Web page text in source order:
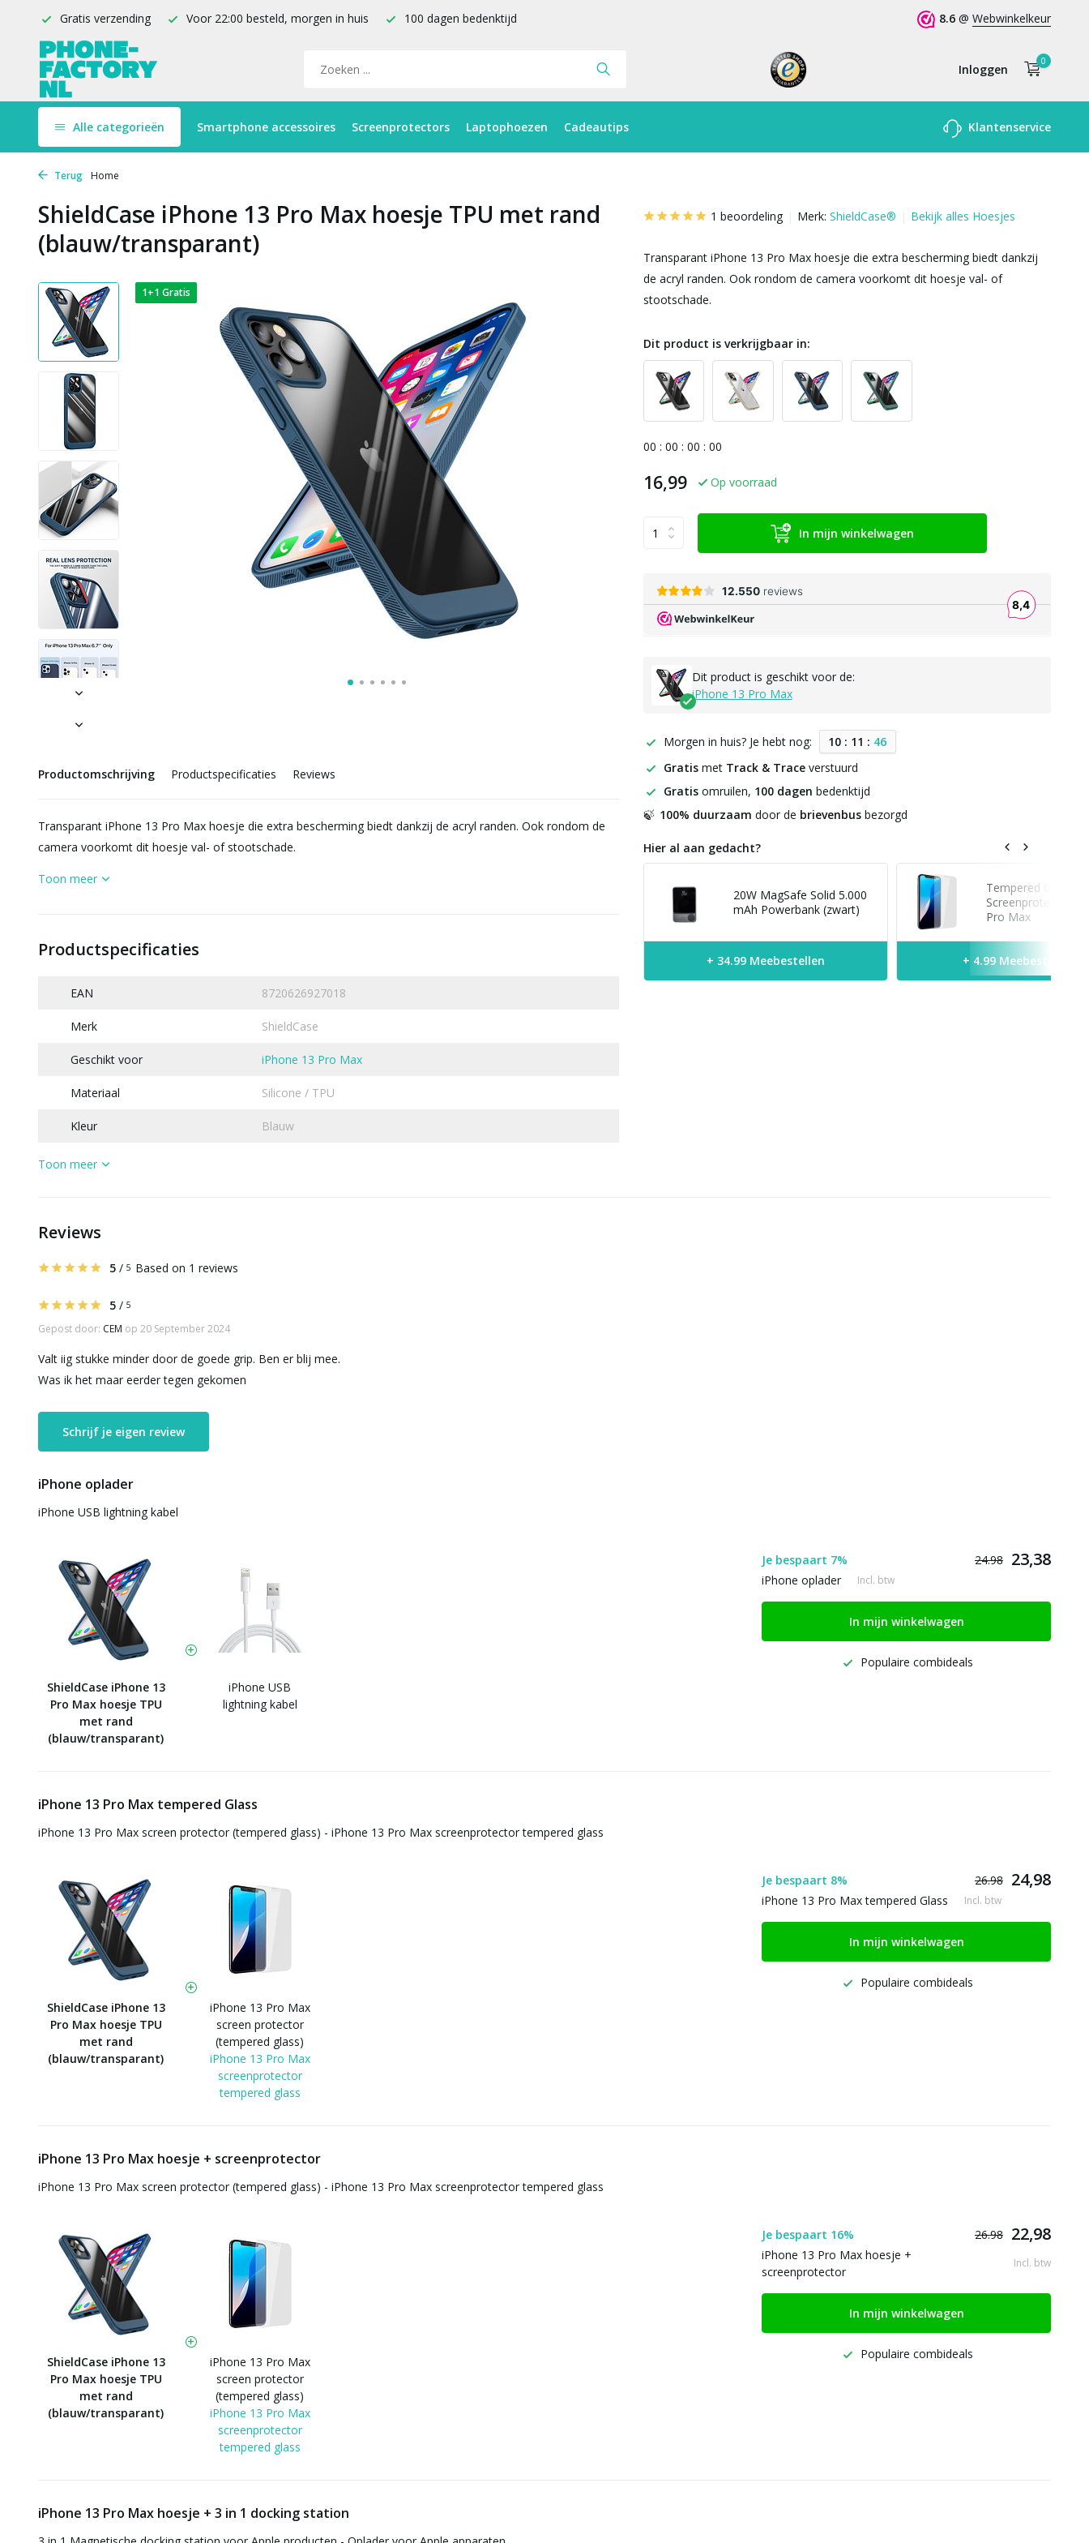
Gratis verzending Voor 22:00 besteld, morgen in huis 100 dagen bedenktijd 8.6 @ Webwinkelkeur
Inloggen
Account
0
Alle categorieën Smartphone accessoires Screenprotectors Laptophoezen Cadeautips Klantenservice
Terug Home
ShieldCase iPhone 13 Pro Max hoesje TPU met rand
(blauw/transparant)
1+1 Gratis
Productomschrijving Productspecificaties Reviews
Transparant iPhone 13 Pro Max hoesje die extra bescherming biedt dankzij de acryl randen. Ook rondom de
camera voorkomt dit hoesje val- of stootschade.
Toon meer
Productspecificaties
EAN 8720626927018
Merk ShieldCase
Geschikt voor iPhone 13 Pro Max
Materiaal Silicone / TPU
Kleur Blauw
Toon meer
1 beoordeling Merk: ShieldCase® Bekijk alles Hoesjes
Transparant iPhone 13 Pro Max hoesje die extra bescherming biedt dankzij
de acryl randen. Ook rondom de camera voorkomt dit hoesje val- of
stootschade.
Dit product is verkrijgbaar in:
00 : 00 : 00 : 00
16,99 Op voorraad
In mijn winkelwagen
Dit product is geschikt voor de:
iPhone 13 Pro Max
Morgen in huis? Je hebt nog: 10 : 11 : 45
Gratismet Track & Traceverstuurd
Gratisomruilen, 100 dagen bedenktijd
🍃 100% duurzaam door de brievenbusbezorgd
Hier al aan gedacht?
20W MagSafe Solid 5.000
mAh Powerbank (zwart)
+ 34.99 Meebestellen
Tempered Glass
Screenprotector
Pro Max
+ 4.99 Meebestellen
Reviews
5 / 5 Based on 1 reviews
5 / 5
Gepost door: CEM op 20 September 2024
Valt iig stukke minder door de goede grip. Ben er blij mee.
Was ik het maar eerder tegen gekomen
Schrijf je eigen review
iPhone oplader
iPhone USB lightning kabel
ShieldCase iPhone 13
Pro Max hoesje TPU
met rand
(blauw/transparant)
iPhone USB
lightning kabel
Je bespaart 7% 24.98 23,38
iPhone oplader Incl. btw
In mijn winkelwagen
Populaire combideals
iPhone 13 Pro Max tempered Glass
iPhone 13 Pro Max screen protector (tempered glass) - iPhone 13 Pro Max screenprotector tempered glass
ShieldCase iPhone 13
Pro Max hoesje TPU
met rand
(blauw/transparant)
iPhone 13 Pro Max
screen protector
(tempered glass)
iPhone 13 Pro Max
screenprotector
tempered glass
Je bespaart 8% 26.98 24,98
iPhone 13 Pro Max tempered Glass Incl. btw
In mijn winkelwagen
Populaire combideals
iPhone 13 Pro Max hoesje + screenprotector
iPhone 13 Pro Max screen protector (tempered glass) - iPhone 13 Pro Max screenprotector tempered glass
ShieldCase iPhone 13
Pro Max hoesje TPU
met rand
(blauw/transparant)
iPhone 13 Pro Max
screen protector
(tempered glass)
iPhone 13 Pro Max
screenprotector
tempered glass
Je bespaart 16% 26.98 22,98
iPhone 13 Pro Max hoesje +
screenprotector
Incl. btw
In mijn winkelwagen
Populaire combideals
iPhone 13 Pro Max hoesje + 3 in 1 docking station